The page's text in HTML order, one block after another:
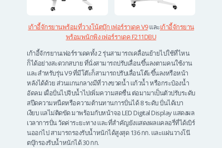
เก้าอี้จักรยานพร้อมที่วางโน้ตบุ๊ก เฟอร์ราเดค V9และเก้าอี้จักรยาน
พร้อมพนักพิง เฟอร์ราเดค F211DBU
เก้าอี้จักรยานเฟอร์ราเดคทั้ง 2 รุ่นสามารถเคลื่อนย้ายไปใช้ที่ไหน
ก็ได้อย่างสะดวกสบาย ที่นั่งสามารถปรับเลื่อนขึ้นลงตามคนใช้งาน
และสำหรับรุ่น V9 ที่มีโต๊ะก็สามารถปรับเลื่อนโต๊ะขึ้นลงหรือหน้า
หลังได้ด้วย ส่วนแกนกลางมีที่วางขวดน้ำ แก้วน้ำ หรือกระป๋องน้ำ
อัดลม เผื่อปั่นไปจิบน้ำไปเพิ่มความสดชื่น ต่อมามาเป็นตัวปรับระดับ
สปีดความหนืดหรือความต้านทานการปั่นได้ 8 ระดับ ปั่นได้เบา
เงียบ แลไม่ติดขัด มาพร้อมกับหน้าจอ LED Digital Display แสดงผล
เวลาการปั่น วัดค่าระยะทาง และที่สำคัญยังแสดงผลแคลอรี่ที่ได้เบิร์
นออกไป สามารถรองรับน้ำหนักได้สูงสุด 136 กก. และแผ่นวางโน๊
ตบุ๊กรองรับน้ำหนักได้ 30 กก.